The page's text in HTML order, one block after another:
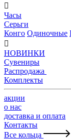

Часы
Серьги
Конго Одиночные

НОВИНКИ
Сувениры
Распродажа
Комплекты
акции
о нас
доставка и оплата
Контакты
Все кольца